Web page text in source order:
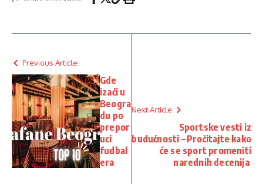
Previous Article
Gde
izaći u
Beogra
du po
prepor
uci
fudbal
era
Next Article
Sportske vesti iz
budućnosti – Pročitajte kako
će se sport promeniti
narednih decenija